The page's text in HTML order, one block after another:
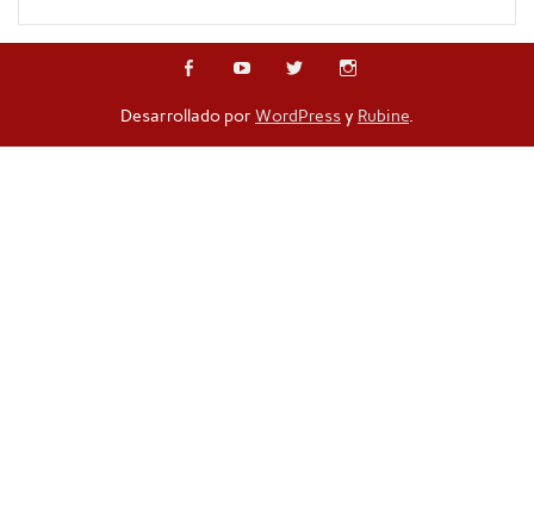
Desarrollado por WordPressy Rubine